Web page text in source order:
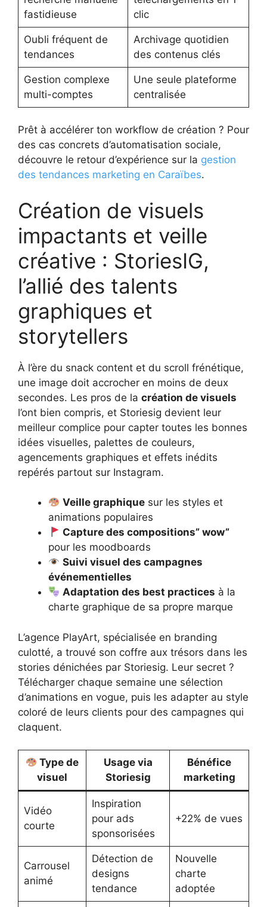
fastidieuse
clic
Oubli fréquent de
tendances
Archivage quotidien
des contenus clés
Gestion complexe
multi-comptes
Une seule plateforme
centralisée
Prêt à accélérer ton workflow de création ? Pour
des cas concrets d’automatisation sociale,
découvre le retour d’expérience sur la gestion
des tendances marketing en Caraïbes.
Création de visuels
impactants et veille
créative : StoriesIG,
l’allié des talents
graphiques et
storytellers
À l’ère du snack content et du scroll frénétique,
une image doit accrocher en moins de deux
secondes. Les pros de la création de visuels
l’ont bien compris, et Storiesig devient leur
meilleur complice pour capter toutes les bonnes
idées visuelles, palettes de couleurs,
agencements graphiques et effets inédits
repérés partout sur Instagram.
Veille graphique sur les styles et
animations populaires
Capture des compositions” wow”
pour les moodboards
Suivi visuel des campagnes
événementielles
Adaptation des best practices à la
charte graphique de sa propre marque
L’agence PlayArt, spécialisée en branding
culotté, a trouvé son coffre aux trésors dans les
stories dénichées par Storiesig. Leur secret ?
Télécharger chaque semaine une sélection
d’animations en vogue, puis les adapter au style
coloré de leurs clients pour des campagnes qui
claquent.
Type de
visuel
Usage via
Storiesig
Bénéfice
marketing
Vidéo
courte
Inspiration
pour ads
sponsorisées
+22% de vues
Carrousel
animé
Détection de
designs
tendance
Nouvelle
charte
adoptée